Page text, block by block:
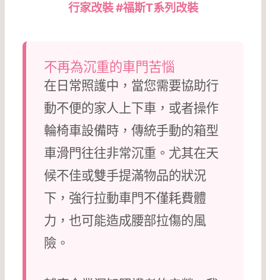
行家改裝 #福斯T系列改裝
不再為沉重的車門苦惱
在日常照護中，當您需要協助行
動不便的家人上下車，或者操作
輪椅車設備時，傳統手動的箱型
車滑門往往非常沉重。尤其在天
候不佳或雙手提滿物品的狀況
下，強行拉動車門不僅耗費體
力，也可能造成腰部拉傷的風
險。